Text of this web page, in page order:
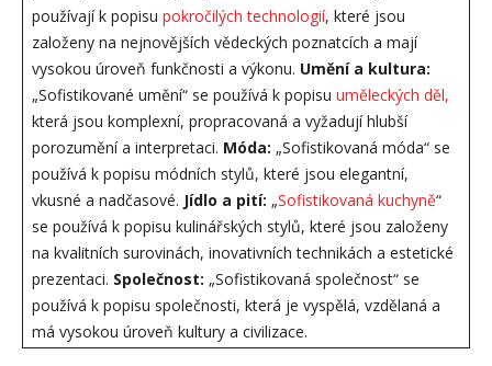
používají k popisu pokročilých technologií, které jsou
založeny na nejnovějších vědeckých poznatcích a mají
vysokou úroveň funkčnosti a výkonu. Umění a kultura:
„Sofistikované umění“ se používá k popisu uměleckých děl,
která jsou komplexní, propracovaná a vyžadují hlubší
porozumění a interpretaci. Móda: „Sofistikovaná móda“ se
používá k popisu módních stylů, které jsou elegantní,
vkusné a nadčasové. Jídlo a pití: „Sofistikovaná kuchyně“
se používá k popisu kulinářských stylů, které jsou založeny
na kvalitních surovinách, inovativních technikách a estetické
prezentaci. Společnost: „Sofistikovaná společnost“ se
používá k popisu společnosti, která je vyspělá, vzdělaná a
má vysokou úroveň kultury a civilizace.